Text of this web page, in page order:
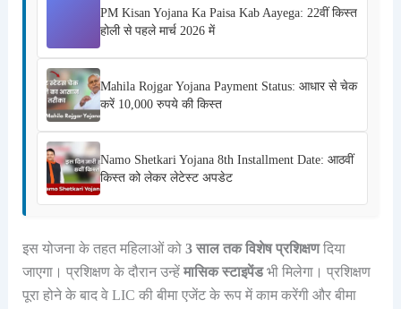
PM Kisan Yojana Ka Paisa Kab Aayega: 22वीं किस्त
होली से पहले मार्च 2026 में
Mahila Rojgar Yojana Payment Status: आधार से चेक
करें 10,000 रुपये की किस्त
Namo Shetkari Yojana 8th Installment Date: आठवीं
किस्त को लेकर लेटेस्ट अपडेट
इस योजना के तहत महिलाओं को 3 साल तक विशेष प्रशिक्षणदिया
जाएगा। प्रशिक्षण के दौरान उन्हें मासिक स्टाइपेंडभी मिलेगा। प्रशिक्षण
पूरा होने के बाद वे LIC की बीमा एजेंट के रूप में काम करेंगी और बीमा